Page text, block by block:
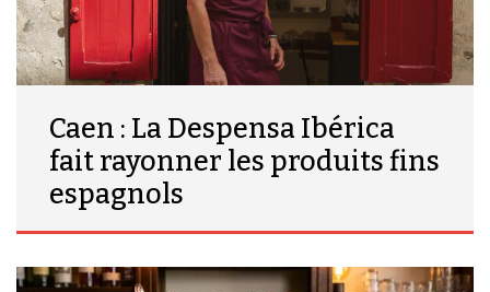
Caen : La Despensa Ibérica
fait rayonner les produits fins
espagnols